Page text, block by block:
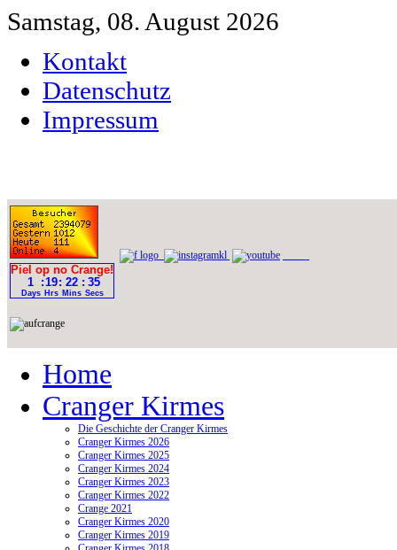
Samstag, 08. August 2026
Kontakt
Datenschutz
Impressum
Home
Cranger Kirmes
Die Geschichte der Cranger Kirmes
Cranger Kirmes 2026
Cranger Kirmes 2025
Cranger Kirmes 2024
Cranger Kirmes 2023
Cranger Kirmes 2022
Crange 2021
Cranger Kirmes 2020
Cranger Kirmes 2019